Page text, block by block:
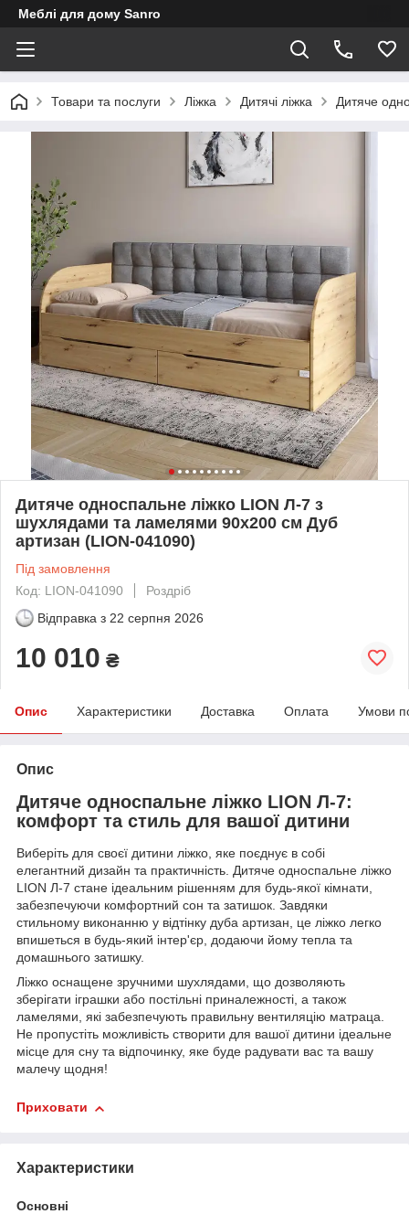
Меблі для дому Sanro
Товари та послуги Ліжка Дитячі ліжка Дитяче
Дитяче односпальне ліжко LION Л-7 з
шухлядами та ламелями 90x200 см Дуб
артизан (LION-041090)
Під замовлення
Код: LION-041090
Роздріб
Відправка з 22 серпня 2026
10 010 ₴
Опис Характеристики Доставка Оплата Умови
Опис
Дитяче односпальне ліжко LION Л-7:
комфорт та стиль для вашої дитини
Виберіть для своєї дитини ліжко, яке поєднує в собі
елегантний дизайн та практичність. Дитяче односпальне ліжко
LION Л-7 стане ідеальним рішенням для будь-якої кімнати,
забезпечуючи комфортний сон та затишок. Завдяки
стильному виконанню у відтінку дуба артизан, це ліжко легко
впишеться в будь-який інтер'єр, додаючи йому тепла та
домашнього затишку.
Ліжко оснащене зручними шухлядами, що дозволяють
зберігати іграшки або постільні приналежності, а також
ламелями, які забезпечують правильну вентиляцію матраца.
Не пропустіть можливість створити для вашої дитини ідеальне
місце для сну та відпочинку, яке буде радувати вас та вашу
малечу щодня!
Приховати
Характеристики
Основні